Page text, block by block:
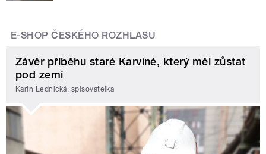
E-SHOP ČESKÉHO ROZHLASU
Závěr příběhu staré Karviné, který měl zůstat
pod zemí
Karin Lednická, spisovatelka